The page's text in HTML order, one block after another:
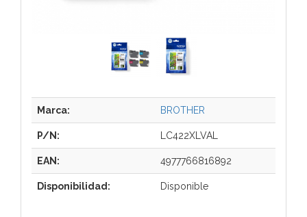
Marca: BROTHER
P/N: LC422XLVAL
EAN: 4977766816892
Disponibilidad: Disponible